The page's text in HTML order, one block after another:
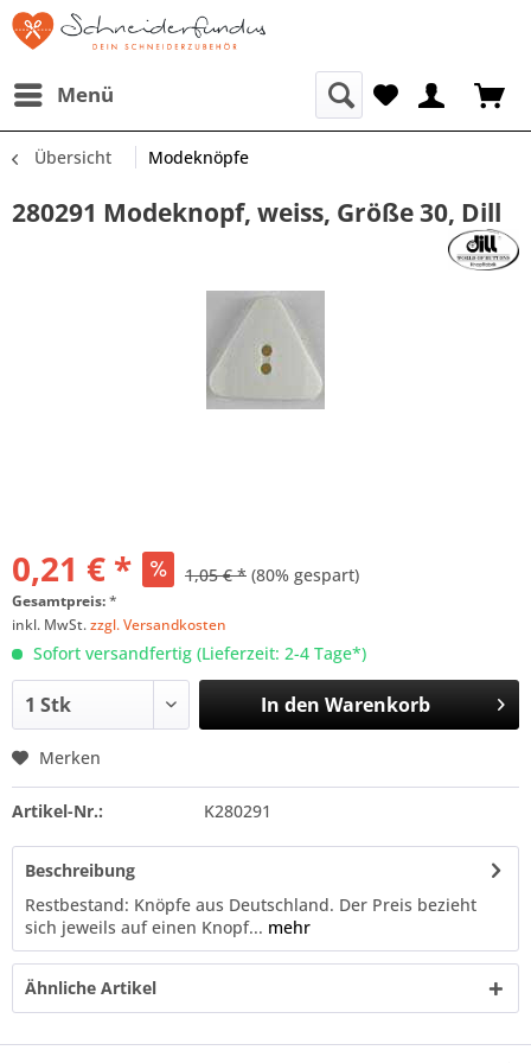
Menü
Übersicht Modeknöpfe
280291 Modeknopf, weiss, Größe 30, Dill
0,21 € * 1,05 € * (80% gespart)
Gesamtpreis:*
inkl. MwSt.zzgl. Versandkosten
Sofort versandfertig (Lieferzeit: 2-4 Tage*)
In den Warenkorb
Merken
Artikel-Nr.: K280291
Beschreibung
Restbestand: Knöpfe aus Deutschland. Der Preis bezieht
sich jeweils auf einen Knopf... mehr
Ähnliche Artikel